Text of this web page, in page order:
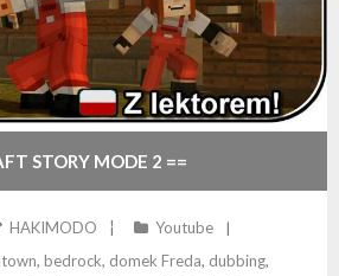
STORY MODE 2 ==
+ ELYTRA WINGS NAPĘDZANE
HAKIMODO
Youtube
, bedrock, domek Freda, dubbing,